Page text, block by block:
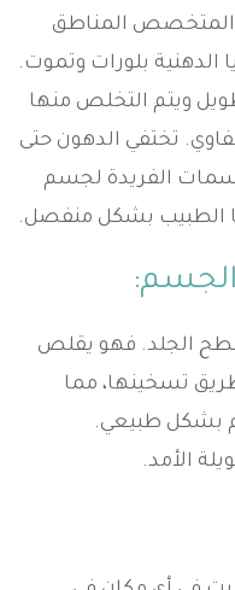
المتخصص المناطق
الدهنية بلورات وتموت.
ويتم التخلص منها
تختفي الدهون حتى
الفريدة لجسم
الطبيب بشكل منفصل.
الجلد. فهو يقلص
تسخينها، مما
بشكل طبيعي.
الأمد.